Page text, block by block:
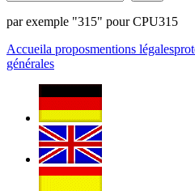
par exemple "315" pour CPU315
Accueila proposmentions légales
générales